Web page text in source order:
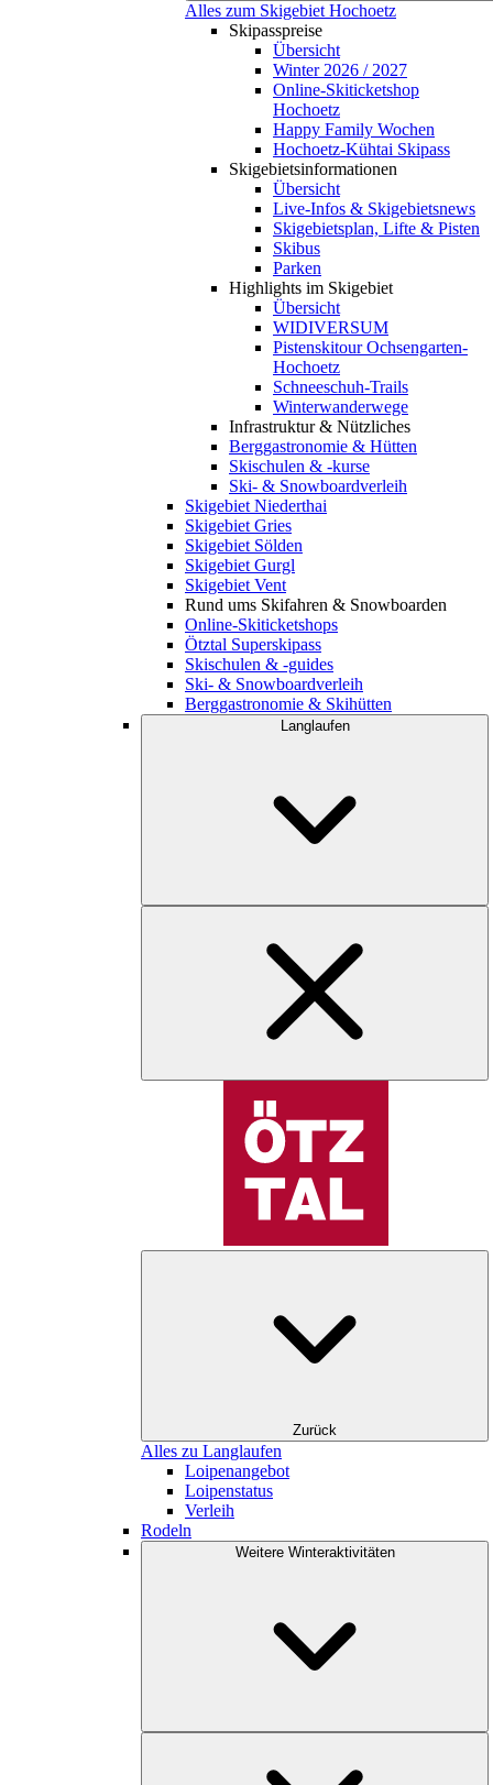
Alles zum Skigebiet Hochoetz
Skipasspreise
Übersicht
Winter 2026 / 2027
Online-Skiticketshop
Hochoetz
Happy Family Wochen
Hochoetz-Kühtai Skipass
Skigebietsinformationen
Übersicht
Live-Infos & Skigebietsnews
Skigebietsplan, Lifte & Pisten
Skibus
Parken
Highlights im Skigebiet
Übersicht
WIDIVERSUM
Pistenskitour Ochsengarten-
Hochoetz
Schneeschuh-Trails
Winterwanderwege
Infrastruktur & Nützliches
Berggastronomie & Hütten
Skischulen & -kurse
Ski- & Snowboardverleih
Skigebiet Niederthai
Skigebiet Gries
Skigebiet Sölden
Skigebiet Gurgl
Skigebiet Vent
Rund ums Skifahren & Snowboarden
Online-Skiticketshops
Ötztal Superskipass
Skischulen & -guides
Ski- & Snowboardverleih
Berggastronomie & Skihütten
Langlaufen
Zurück
Alles zu Langlaufen
Loipenangebot
Loipenstatus
Verleih
Rodeln
Weitere Winteraktivitäten